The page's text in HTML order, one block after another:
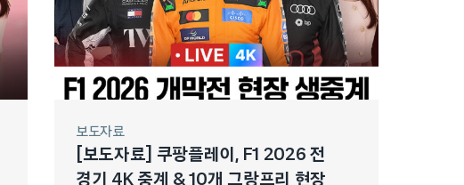
보도자료
[보도자료] 쿠팡플레이, F1 2026 전
경기 4K 중계 & 10개 그랑프리 현장